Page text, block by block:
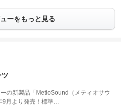
ーをもっと見る
の新製品「MetioSound（メティオサウ
9月より発売！標準…